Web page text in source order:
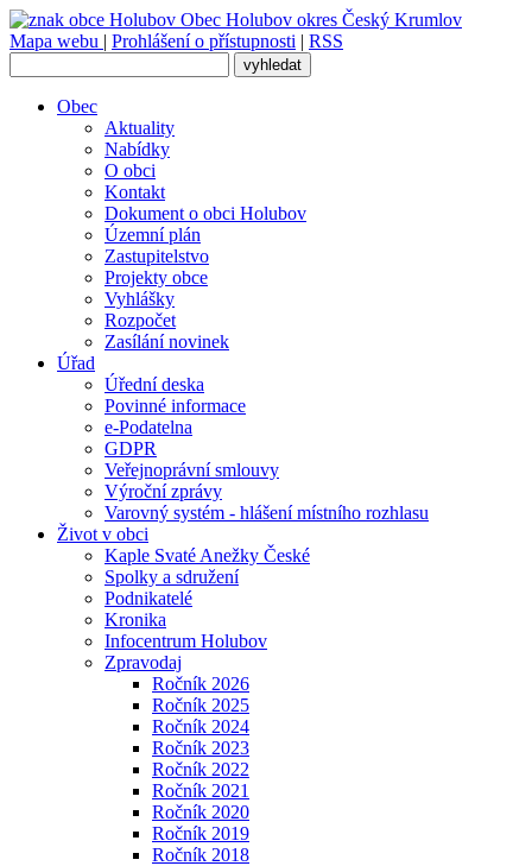
Obec Holubov okres Český Krumlov
Mapa webu | Prohlášení o přístupnosti | RSS
Obec
Aktuality
Nabídky
O obci
Kontakt
Dokument o obci Holubov
Územní plán
Zastupitelstvo
Projekty obce
Vyhlášky
Rozpočet
Zasílání novinek
Úřad
Úřední deska
Povinné informace
e-Podatelna
GDPR
Veřejnoprávní smlouvy
Výroční zprávy
Varovný systém - hlášení místního rozhlasu
Život v obci
Kaple Svaté Anežky České
Spolky a sdružení
Podnikatelé
Kronika
Infocentrum Holubov
Zpravodaj
Ročník 2026
Ročník 2025
Ročník 2024
Ročník 2023
Ročník 2022
Ročník 2021
Ročník 2020
Ročník 2019
Ročník 2018